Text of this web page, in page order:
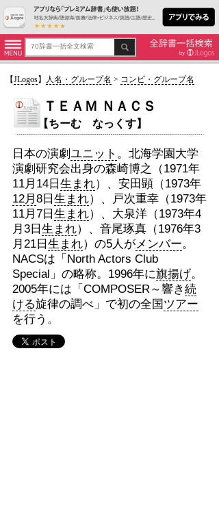
【JLogos】 人名・グループ名 > コンビ・グループ名
ＴＥＡＭ ＮＡＣＳ
【ちーむ なっくす】
日本の演劇ユニット 。北海学園大学
演劇研究会出身の森崎博之（1971年
11月14日 生まれ）、安田顕（1973年
12月 8日 生まれ）、戸次重幸（1973年
11月7日 生まれ）、大泉洋（1973年4
月3日 生まれ）、音尾琢真（1976年3
月21日 生まれ）の5人がメンバー。
NACSは「North Actors Club
Special」の略称。1996年に旗揚げ。
2005年には「COMPOSER～響き続
ける旋律の調べ」で初の全国 ツアー
を行う。